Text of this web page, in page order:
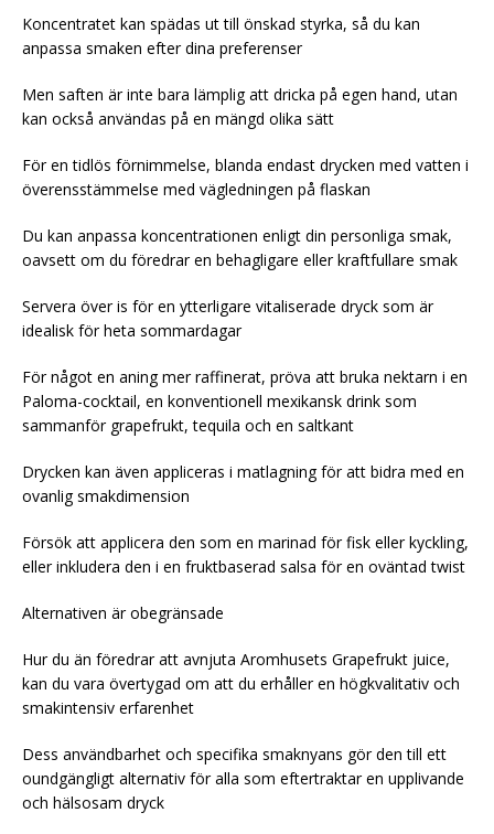
Koncentratet kan spädas ut till önskad styrka, så du kan
anpassa smaken efter dina preferenser
Men saften är inte bara lämplig att dricka på egen hand, utan
kan också användas på en mängd olika sätt
För en tidlös förnimmelse, blanda endast drycken med vatten i
överensstämmelse med vägledningen på flaskan
Du kan anpassa koncentrationen enligt din personliga smak,
oavsett om du föredrar en behagligare eller kraftfullare smak
Servera över is för en ytterligare vitaliserade dryck som är
idealisk för heta sommardagar
För något en aning mer raffinerat, pröva att bruka nektarn i en
Paloma-cocktail, en konventionell mexikansk drink som
sammanför grapefrukt, tequila och en saltkant
Drycken kan även appliceras i matlagning för att bidra med en
ovanlig smakdimension
Försök att applicera den som en marinad för fisk eller kyckling,
eller inkludera den i en fruktbaserad salsa för en oväntad twist
Alternativen är obegränsade
Hur du än föredrar att avnjuta Aromhusets Grapefrukt juice,
kan du vara övertygad om att du erhåller en högkvalitativ och
smakintensiv erfarenhet
Dess användbarhet och specifika smaknyans gör den till ett
oundgängligt alternativ för alla som eftertraktar en upplivande
och hälsosam dryck